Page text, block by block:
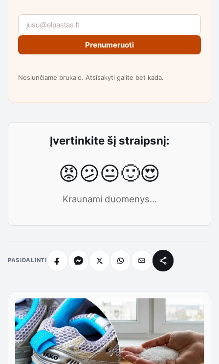
Prenumeruoti
Nesiunčiame brukalo. Atsisakyti galite bet kada.
Įvertinkite šį straipsnį:
😡😕😐🙂😍
Kraunami duomenys...
PASIDALINTI